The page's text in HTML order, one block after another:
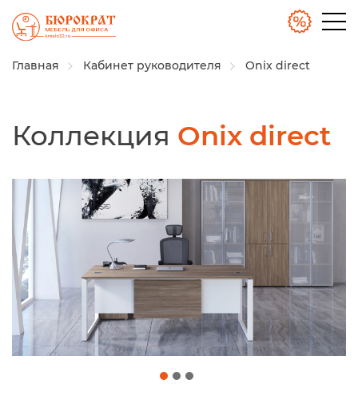
Главная Кабинет руководителя Onix direct
Коллекция Onix direct